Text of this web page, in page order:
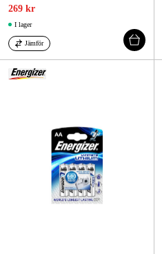
269 kr
I lager
Jämför